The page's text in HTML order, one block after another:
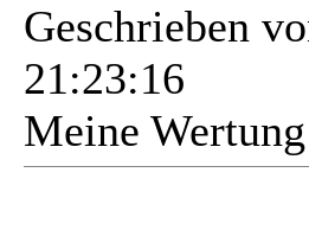
Geschrieben
21:23:16
Meine